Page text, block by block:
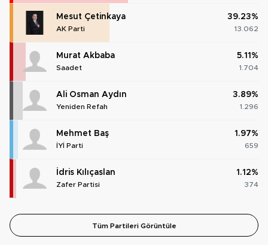
Mesut Çetinkaya
AK Parti
39.23%
13.062
Murat Akbaba
Saadet
5.11%
1.704
Ali Osman Aydın
Yeniden Refah
3.89%
1.296
Mehmet Baş
İYİ Parti
1.97%
659
İdris Kılıçaslan
Zafer Partisi
1.12%
374
Tüm Partileri Görüntüle